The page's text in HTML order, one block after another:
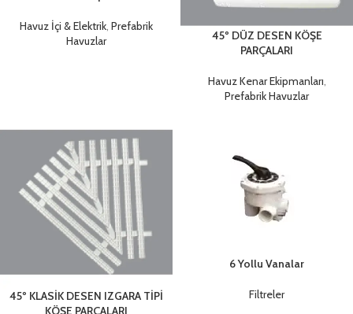
Havuz İçi & Elektrik, Prefabrik
Havuzlar
45º DÜZ DESEN KÖŞE
PARÇALARI
Havuz Kenar Ekipmanları,
Prefabrik Havuzlar
45º KLASİK DESEN IZGARA TİPİ
KÖŞE PARÇALARI
6 Yollu Vanalar
Filtreler